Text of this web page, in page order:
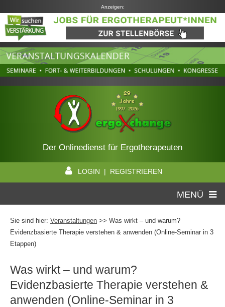
Anzeigen:
Der Onlinedienst für Ergotherapeuten
LOGIN | REGISTRIEREN
MENÜ
Sie sind hier: Veranstaltungen >> Was wirkt – und warum?
Evidenzbasierte Therapie verstehen & anwenden (Online-Seminar in 3
Etappen)
Was wirkt – und warum?
Evidenzbasierte Therapie verstehen &
anwenden (Online-Seminar in 3